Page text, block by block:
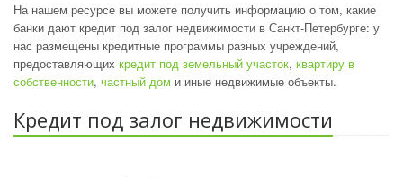
На нашем ресурсе вы можете получить информацию о том, какие
банки дают кредит под залог недвижимости в Санкт-Петербурге: у
нас размещены кредитные программы разных учреждений,
предоставляющих кредит под земельный участок, квартиру в
собственности, частный дом и иные недвижимые объекты.
Кредит под залог недвижимости